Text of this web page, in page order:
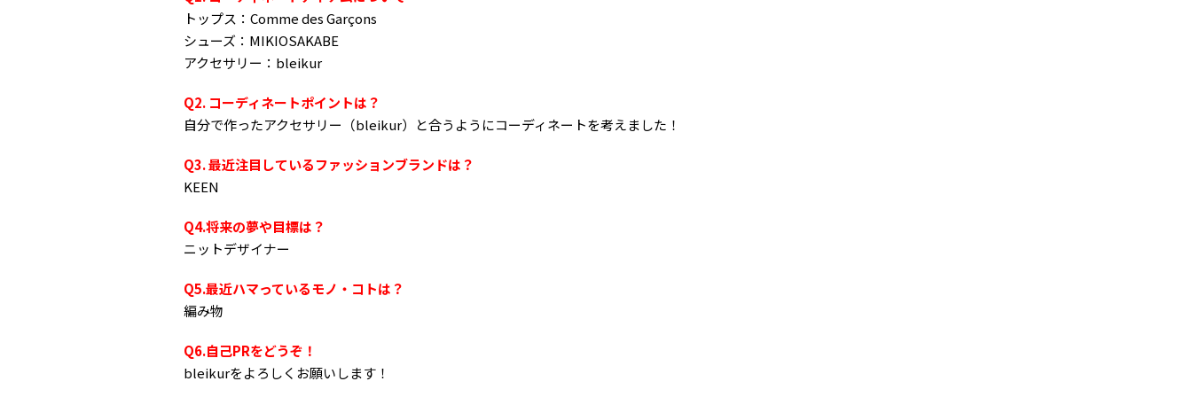
トップス：Comme des Garçons
シューズ：MIKIOSAKABE
アクセサリー：bleikur
Q2. コーディネートポイントは？
自分で作ったアクセサリー（bleikur）と合うようにコーディネートを考えました！
Q3. 最近注目しているファッションブランドは？
KEEN
Q4.将来の夢や目標は？
ニットデザイナー
Q5.最近ハマっているモノ・コトは？
編み物
Q6.自己PRをどうぞ！
bleikurをよろしくお願いします！